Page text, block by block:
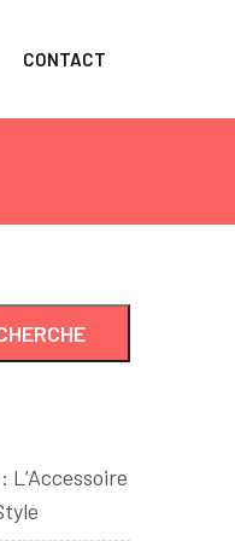
CONTACT
L’Accessoire